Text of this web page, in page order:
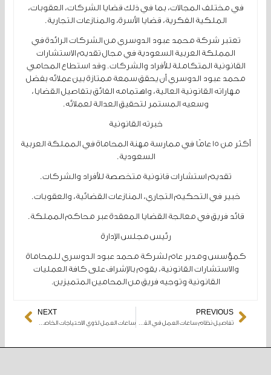
في مختلف المجالات، بما في ذلك قضايا الشركات، العقوبات،
الملكية الفكرية، قضايا الأسرة، والمنازعات التجارية.
تعتبر شركة محمد عبود الدوسري من الشركات الرائدة في
المملكة العربية السعودية في مجال تقديم الاستشارات
القانونية المتكاملة للأفراد والشركات. وقد استطاع المحامي
محمد عبود الدوسري أن يحقق سمعة ممتازة بين عملائه بفضل
مهاراته القانونية العالية، واهتمامه الفائق بتفاصيل القضايا،
وسعيه المستمر لتحقيق العدالة لعملائه.
خبرته القانونية
أكثر من 15 عامًا في ممارسة مهنة المحاماة في المملكة العربية
السعودية.
تقديم استشارات قانونية متخصصة للأفراد والشركات.
خبير في التحكيم التجاري، المنازعات القضائية، والعقوبات.
قائد فريق في معالجة القضايا المعقدة عبر محاكم المملكة.
رئيس مجلس الإدارة
كمؤسس ومدير عام لشركة محمد عبود الدوسري للمحاماة
والاستشارات القانونية، يقوم بالإشراف على كافة العمليات
القانونية وتوجيه فريق من المحامين المتميزين.
Prev
PREVIOUS
NEXT
Next